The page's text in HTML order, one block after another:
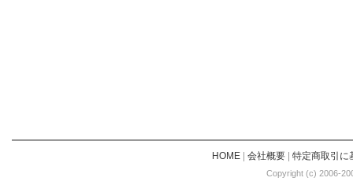
HOME| 会社概要| 特定商取引に
Copyright (c) 2006-